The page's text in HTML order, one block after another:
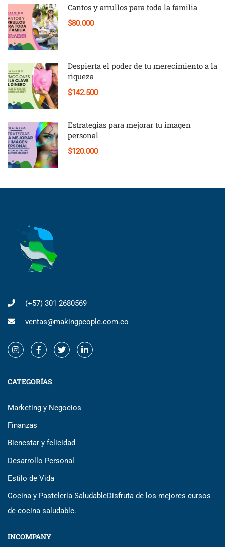
Cantos y arrullos para toda la familia
$80.000
Despierta el poder de tu merecimiento a la
riqueza
$142.500
Estrategias para mejorar tu imagen
personal
$120.000
(+57) 301 2680569
ventas@makingpeople.com.co
CATEGORÍAS
Marketing y Negocios
Finanzas
Bienestar y felicidad
Desarrollo Personal
Estilo de Vida
Cocina y Pastelería SaludableDisfruta de los mejores cursos
de cocina saludable.
INCOMPANY